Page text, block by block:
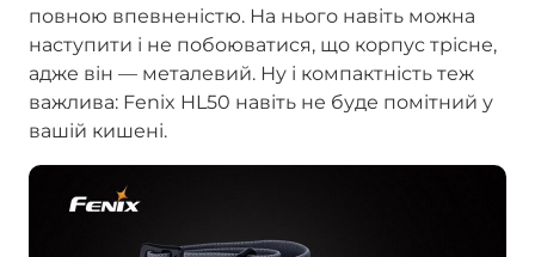
повною впевненістю. На нього навіть можна
наступити і не побоюватися, що корпус трісне,
адже він — металевий. Ну і компактність теж
важлива: Fenix HL50 навіть не буде помітний у
вашій кишені.